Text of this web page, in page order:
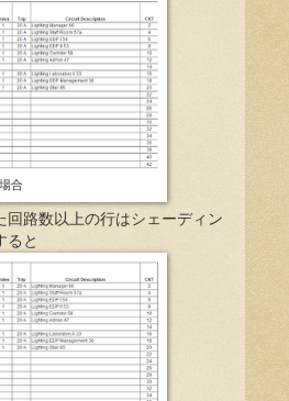
合
回路数以上の行はシェーディン
ると